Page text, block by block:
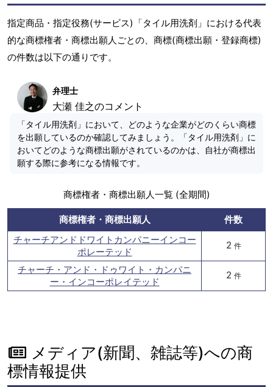
指定商品・指定役務(サービス)「タイル用洗剤」における代表
的な商標権者・商標出願人ごとの、商標(商標出願・登録商標)
の件数は以下の通りです。
弁理士
大瀬 佳之のコメント
「タイル用洗剤」において、どのような企業がどのくらい商標
を出願しているのか確認してみましょう。「タイル用洗剤」に
おいてどのような商標出願がされているのかは、自社が商標出
願する際に参考になる情報です。
商標権者・商標出願人一覧 (全期間)
商標権者・商標出願人
件数
チャーチアンドドワイトカンパニーインコー
ポレーテッド
2 件
チャーチ・アンド・ドゥワイト・カンパニ
ー・インコーポレイテッド
2 件
メディア(新聞、雑誌等)への商
標情報提供